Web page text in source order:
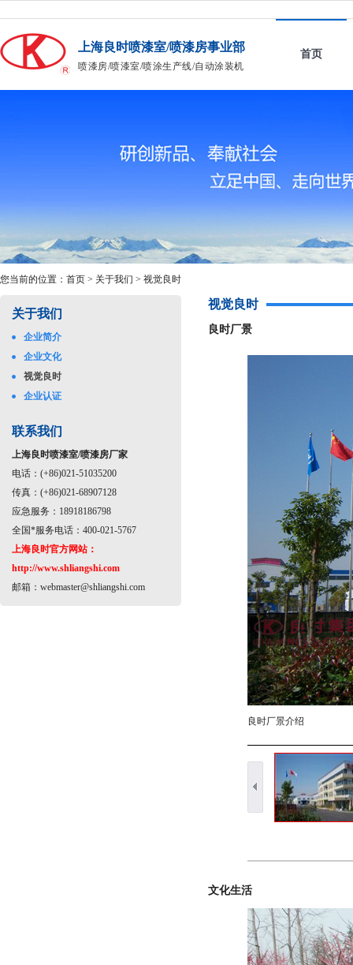
上海良时喷漆室/喷漆房事业部
喷漆房/喷漆室/喷涂生产线/自动涂装机
首页
您当前的位置： 首页 > 关于我们 > 视觉良时
关于我们
企业简介
企业文化
视觉良时
企业认证
联系我们
上海良时喷漆室/喷漆房厂家
电话：(+86)021-51035200
传真：(+86)021-68907128
应急服务：18918186798
全国*服务电话：400-021-5767
上海良时官方网站：
http://www.shliangshi.com
邮箱： webmaster@shliangshi.com
视觉良时
良时厂景
良时厂景介绍
文化生活